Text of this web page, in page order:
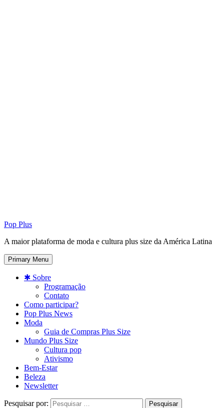
Pop Plus
A maior plataforma de moda e cultura plus size da América Latina
Primary Menu
✱ Sobre
Programação
Contato
Como participar?
Pop Plus News
Moda
Guia de Compras Plus Size
Mundo Plus Size
Cultura pop
Ativismo
Bem-Estar
Beleza
Newsletter
Pesquisar por: